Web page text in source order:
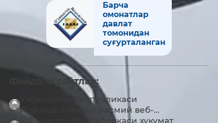
Барча
омонатлар
давлат
томонидан
суғурталанган
Фойдали сайтлар:
Ўзбекистон Республикаси
Президентининг расмий веб-...
Ўзбекистон Республикаси ҳукумат